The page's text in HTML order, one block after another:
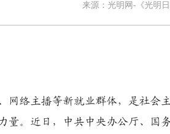
来源： 光明网-《光明日
络主播等新就业群体，是社会
量。近日，中共中央办公厅、国